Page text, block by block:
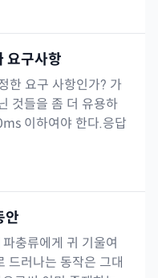
요구사항
한 요구 사항인가? 가
것들을 좀 더 유용하
이하여야 한다.응답
안
충류에게 귀 기울여
드러나는 동작은 그대